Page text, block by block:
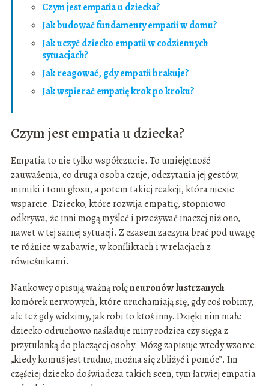
Czym jest empatia u dziecka?
Jak budować fundamenty empatii w domu?
Jak uczyć dziecko empatii w codziennych
sytuacjach?
Jak reagować, gdy empatii brakuje?
Jak wspierać empatię krok po kroku?
Czym jest empatia u dziecka?
Empatia to nie tylko współczucie. To umiejętność
zauważenia, co druga osoba czuje, odczytania jej gestów,
mimiki i tonu głosu, a potem takiej reakcji, która niesie
wsparcie. Dziecko, które rozwija empatię, stopniowo
odkrywa, że inni mogą myśleć i przeżywać inaczej niż ono,
nawet w tej samej sytuacji. Z czasem zaczyna brać pod uwagę
te różnice w zabawie, w konfliktach i w relacjach z
rówieśnikami.
Naukowcy opisują ważną rolęneuronów lustrzanych–
komórek nerwowych, które uruchamiają się, gdy coś robimy,
ale też gdy widzimy, jak robi to ktoś inny. Dzięki nim małe
dziecko odruchowo naśladuje miny rodzica czy sięga z
przytulanką do płaczącej osoby. Mózg zapisuje wtedy wzorce:
„kiedy komuś jest trudno, można się zbliżyć i pomóc”. Im
częściej dziecko doświadcza takich scen, tym łatwiej empatia